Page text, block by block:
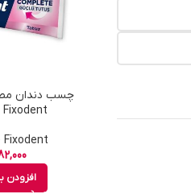
چسب دندان
Fixodent حجم 47 گرم
Fixodent - فیکسودنت
افزودن